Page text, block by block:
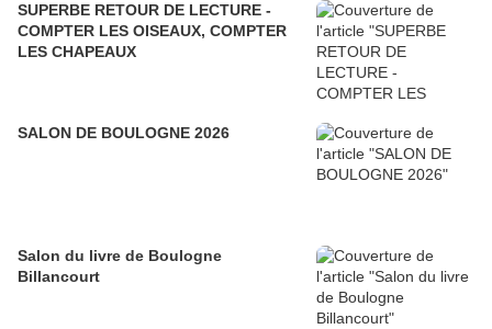
SUPERBE RETOUR DE LECTURE -
COMPTER LES OISEAUX, COMPTER
LES CHAPEAUX
SALON DE BOULOGNE 2026
Salon du livre de Boulogne
Billancourt